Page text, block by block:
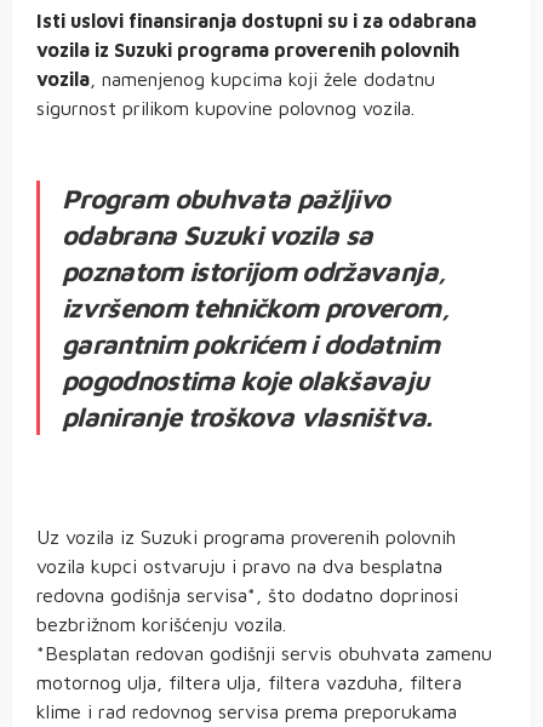
Isti uslovi finansiranja dostupni su i za odabrana
vozila iz Suzuki programa proverenih polovnih
vozila , namenjenog kupcima koji žele dodatnu
sigurnost prilikom kupovine polovnog vozila.
Program obuhvata pažljivo
odabrana Suzuki vozila sa
poznatom istorijom održavanja,
izvršenom tehničkom proverom,
garantnim pokrićem i dodatnim
pogodnostima koje olakšavaju
planiranje troškova vlasništva.
Uz vozila iz Suzuki programa proverenih polovnih
vozila kupci ostvaruju i pravo na dva besplatna
redovna godišnja servisa*, što dodatno doprinosi
bezbrižnom korišćenju vozila.
*Besplatan redovan godišnji servis obuhvata zamenu
motornog ulja, filtera ulja, filtera vazduha, filtera
klime i rad redovnog servisa prema preporukama